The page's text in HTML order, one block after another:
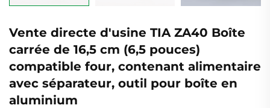
Vente directe d'usine TIA ZA40 Boîte
carrée de 16,5 cm (6,5 pouces)
compatible four, contenant alimentaire
avec séparateur, outil pour boîte en
aluminium